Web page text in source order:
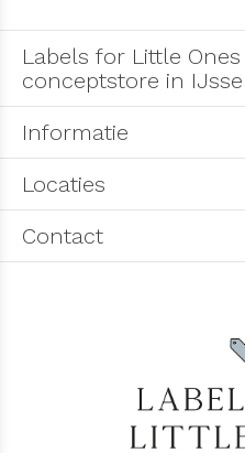
Labels for Little
conceptstore in
Informatie
Locaties
Contact